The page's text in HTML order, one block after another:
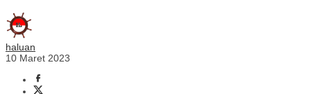
haluan
10 Maret 2023